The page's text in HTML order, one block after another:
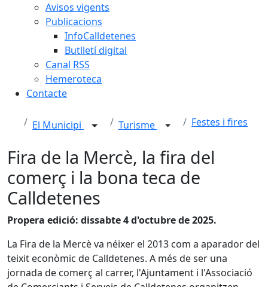
Avisos vigents
Publicacions
InfoCalldetenes
Butlletí digital
Canal RSS
Hemeroteca
Contacte
El Municipi Turisme Festes i fires
Fira de la Mercè, la fira del
comerç i la bona teca de
Calldetenes
Propera edició: dissabte 4 d'octubre de 2025.
La Fira de la Mercè va néixer el 2013 com a aparador del
teixit econòmic de Calldetenes. A més de ser una
jornada de comerç al carrer, l'Ajuntament i l'Associació